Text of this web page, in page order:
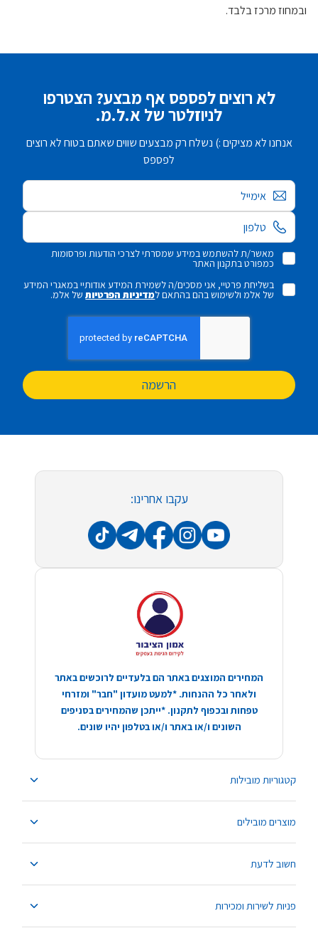
ובמחוז מרכז בלבד.
לא רוצים לפספס אף מבצע? הצטרפו
לניוזלטר של א.ל.מ.
אנחנו לא מציקים :) נשלח רק מבצעים שווים שאתם בטוח לא רוצים
לפספס
אימייל
מאשר/ת להשתמש במידע שמסרתי לצרכי הודעות ופרסומות
כמפורט בתקנון האתר
בשליחת פרטיי, אני מסכים/ה לשמירת המידע אודותיי במאגרי המידע
של אלמ ולשימוש בהם בהתאם למדיניות הפרטיותשל אלמ.
הרשמה
קטגוריות מובילות
מוצרים מובילים
חשוב לדעת
פניות לשירות ומכירות
עקבו אחרינו:
המחירים המוצגים באתר הם בלעדיים לרוכשים באתר
ולאחר כל ההנחות. *למעט מועדון "חבר" ומזרחי
טפחות ובכפוף לתקנון. *ייתכן שהמחירים בסניפים
השונים ו/או באתר ו/או בטלפון יהיו שונים.